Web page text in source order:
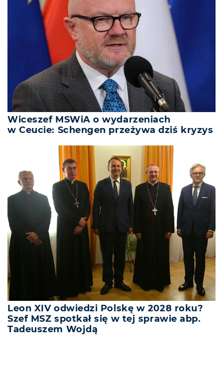
Wiceszef MSWiA o wydarzeniach
w Ceucie: Schengen przeżywa dziś kryzys
Leon XIV odwiedzi Polskę w 2028 roku?
Szef MSZ spotkał się w tej sprawie abp.
Tadeuszem Wojdą